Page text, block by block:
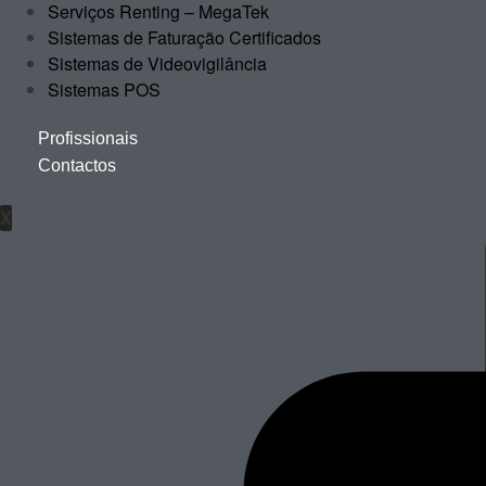
Serviços Renting – MegaTek
Sistemas de Faturação Certificados
Sistemas de Videovigilância
Sistemas POS
Profissionais
Contactos